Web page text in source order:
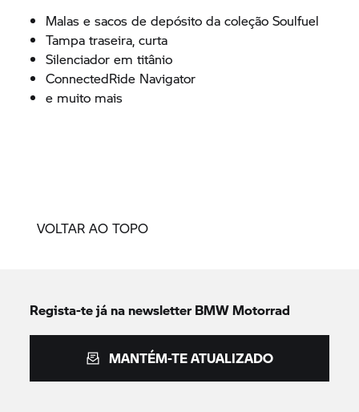
Malas e sacos de depósito da coleção Soulfuel
Tampa traseira, curta
Silenciador em titânio
ConnectedRide Navigator
e muito mais
VOLTAR AO TOPO
Regista-te já na newsletterBMW Motorrad
MANTÉM-TE ATUALIZADO